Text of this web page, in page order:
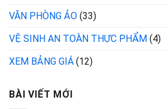
VĂN PHÒNG ẢO (33)
VỆ SINH AN TOÀN THỰC PHẨM (4)
XEM BẢNG GIÁ (12)
BÀI VIẾT MỚI